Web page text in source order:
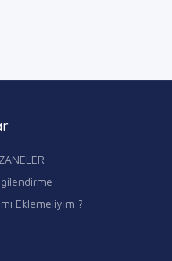
Eklemeliyim ?